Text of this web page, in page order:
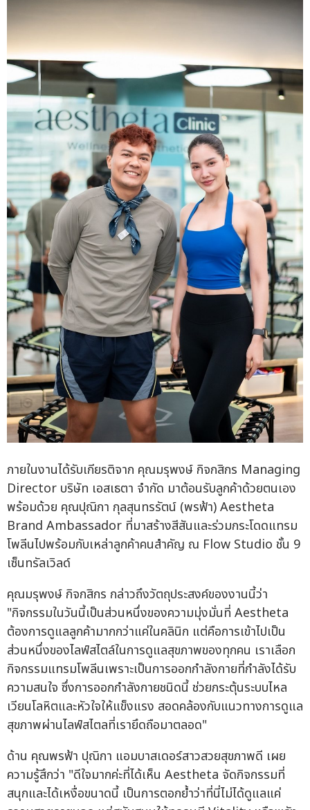
ภายในงานได้รับเกียรติจาก คุณมรุพงษ์ กิจกสิกร Managing
Director บริษัท เอสเธตา จำกัด มาต้อนรับลูกค้าด้วยตนเอง
พร้อมด้วย คุณปุณิกา กุลสุนทรรัตน์ (พรฟ้า) Aestheta
Brand Ambassador ที่มาสร้างสีสันและร่วมกระโดดแทรม
โพลีนไปพร้อมกับเหล่าลูกค้าคนสำคัญ ณ Flow Studio ชั้น 9
เซ็นทรัลเวิลด์
คุณมรุพงษ์ กิจกสิกร กล่าวถึงวัตถุประสงค์ของงานนี้ว่า
"กิจกรรมในวันนี้เป็นส่วนหนึ่งของความมุ่งมั่นที่ Aestheta
ต้องการดูแลลูกค้ามากกว่าแค่ในคลินิก แต่คือการเข้าไปเป็น
ส่วนหนึ่งของไลฟ์สไตล์ในการดูแลสุขภาพของทุกคน เราเลือก
กิจกรรมแทรมโพลีนเพราะเป็นการออกกำลังกายที่กำลังได้รับ
ความสนใจ ซึ่งการออกกำลังกายชนิดนี้ ช่วยกระตุ้นระบบไหล
เวียนโลหิตและหัวใจให้แข็งแรง สอดคล้องกับแนวทางการดูแล
สุขภาพผ่านไลฟ์สไตลที่เรายึดถือมาตลอด"
ด้าน คุณพรฟ้า ปุณิกา แอมบาสเดอร์สาวสวยสุขภาพดี เผย
ความรู้สึกว่า "ดีใจมากค่ะที่ได้เห็น Aestheta จัดกิจกรรมที่
สนุกและได้เหงื่อขนาดนี้ เป็นการตอกย้ำว่าที่นี่ไม่ได้ดูแลแค่